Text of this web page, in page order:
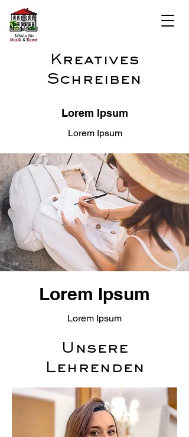
Kreatives
Schreiben
Lorem Ipsum
Lorem Ipsum
Lorem Ipsum
Lorem Ipsum
Unsere
Lehrenden